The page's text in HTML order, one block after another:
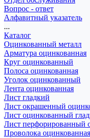
Вопрос - ответ
Алфавитный указатель
...
Каталог
Оцинкованный металл
Арматура оцинкованная
Круг оцинкованный
Полоса оцинкованная
Уголок оцинкованный
Лента оцинкованная
Лист гладкий
Лист окрашенный
Лист оцинкованный
Лист перфорированный
Проволока оцинкованная